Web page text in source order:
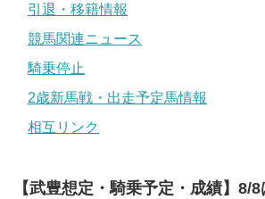
引退・移籍情報
競馬関連ニュース
騎乗停止
2歳新馬戦・出走予定馬情報
相互リンク
【武豊想定・騎乗予定・成績】8/